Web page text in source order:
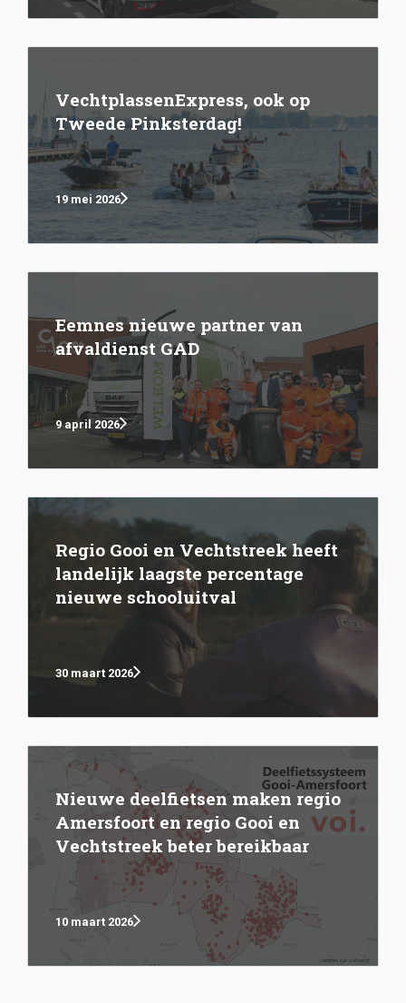
VechtplassenExpress, ook op
Tweede Pinksterdag!
19 mei 2026
Eemnes nieuwe partner van
afvaldienst GAD
9 april 2026
Regio Gooi en Vechtstreek heeft
landelijk laagste percentage
nieuwe schooluitval
30 maart 2026
Nieuwe deelfietsen maken regio
Amersfoort en regio Gooi en
Vechtstreek beter bereikbaar
10 maart 2026